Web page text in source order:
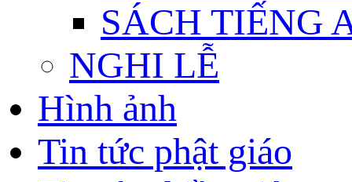
SÁCH TIẾNG
NGHI LỄ
Hình ảnh
Tin tức phật giáo